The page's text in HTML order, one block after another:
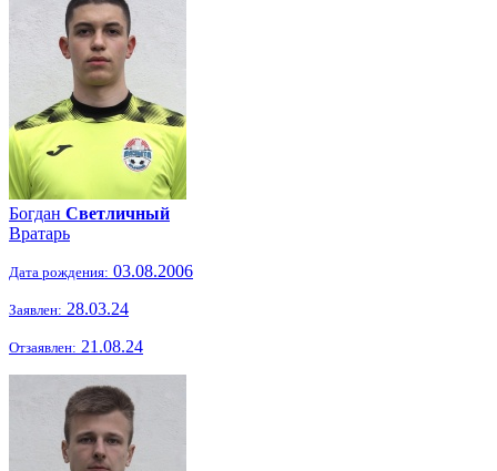
Богдан Светличный
Вратарь
Дата рождения: 03.08.2006
Заявлен: 28.03.24
Отзаявлен: 21.08.24